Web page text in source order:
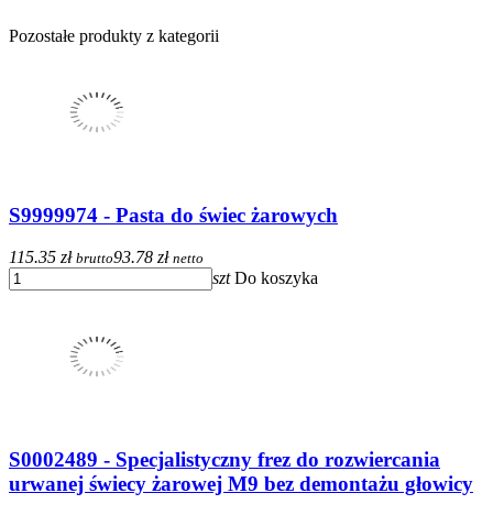
Pozostałe produkty z kategorii
S9999974 - Pasta do świec żarowych
115.35 zł brutto93.78 zł netto
szt Do koszyka
S0002489 - Specjalistyczny frez do rozwiercania
urwanej świecy żarowej M9 bez demontażu głowicy